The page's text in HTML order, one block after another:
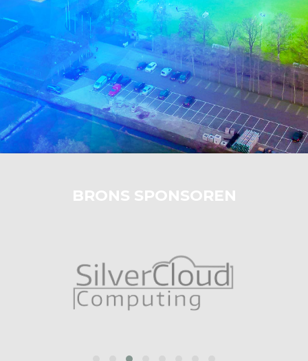
BRONS SPONSOREN